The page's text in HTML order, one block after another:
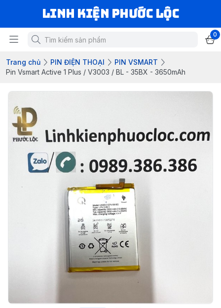
LINH KIỆN PHƯỚC LỘC
0
Trang chủ PIN ĐIỆN THOẠI
PIN VSMART
Pin Vsmart Active 1 Plus / V3003 / BL - 35BX - 3650mAh